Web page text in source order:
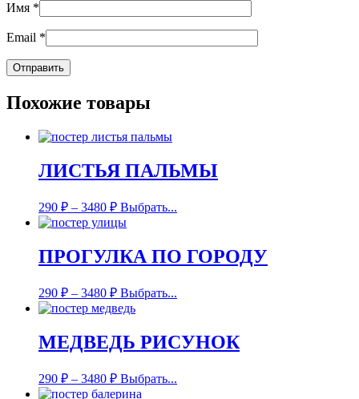
Имя *
Email *
Похожие товары
ЛИСТЬЯ ПАЛЬМЫ
290 ₽ – 3480 ₽ Выбрать...
ПРОГУЛКА ПО ГОРОДУ
290 ₽ – 3480 ₽ Выбрать...
МЕДВЕДЬ РИСУНОК
290 ₽ – 3480 ₽ Выбрать...